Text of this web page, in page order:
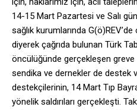
14-15 Mart Pazartesi ve Salı
sağlık kurumlarında G(ö)REV’de
diyerek çağrıda bulunan Türk
öncülüğünde gerçekleşen greve
sendika ve dernekler de destek
destekçilerinin, 14 Mart Tıp
yönelik saldırıları gerçekleşti.